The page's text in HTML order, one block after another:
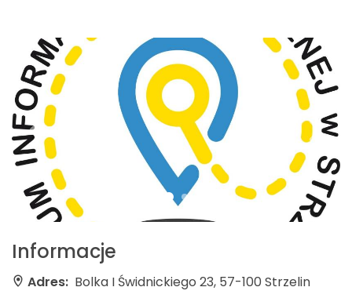
Informacje
Adres: Bolka I Świdnickiego 23, 57-100 Strzelin